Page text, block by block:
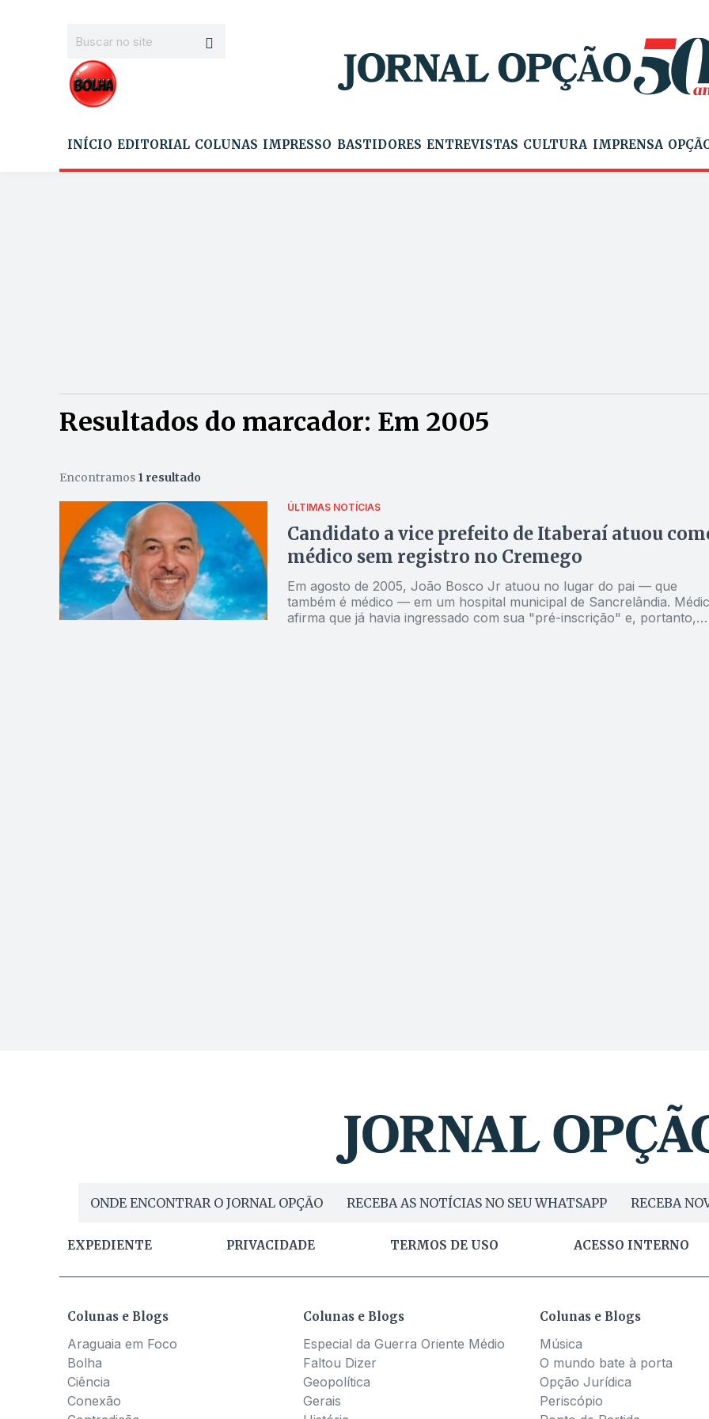
INÍCIO EDITORIAL COLUNAS IMPRESSO BASTIDORES ENTREVISTAS CULTURA IMPRENSA
Resultados do marcador: Em 2005
Encontramos 1 resultado
ÚLTIMAS NOTÍCIAS
Candidato a vice prefeito de Itaberaí atuou
médico sem registro no Cremego
Em agosto de 2005, João Bosco Jr atuou no lugar do pai — que
também é médico — em um hospital municipal de Sancrelândia.
afirma que já havia ingressado com sua "pré-inscrição" e, portanto,
ONDE ENCONTRAR O JORNAL OPÇÃO RECEBA AS NOTÍCIAS NO SEU WHATSAPP RECEBA
EXPEDIENTE PRIVACIDADE TERMOS DE USO ACESSO INTERNO
Colunas e Blogs
Araguaia em Foco
Bolha
Ciência
Conexão
Colunas e Blogs
Especial da Guerra Oriente Médio
Faltou Dizer
Geopolítica
Gerais
Colunas e Blogs
Música
O mundo bate à porta
Opção Jurídica
Periscópio